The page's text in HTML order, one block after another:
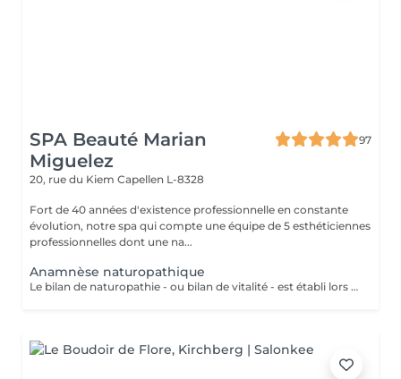
SPA Beauté Marian
Miguelez
97
20, rue du Kiem Capellen L-8328
Fort de 40 années d'existence professionnelle en constante
évolution, notre spa qui compte une équipe de 5 esthéticiennes
professionnelles dont une na...
Anamnèse naturopathique
Le bilan de naturopathie - ou bilan de vitalité - est établi lors de la première rencontre avec Esmeralda, naturopathe diplômée, qui sera en mesure de vous conseiller en: La Bromatologie : rééducation alimentaire Kinésiologie: (exercice physique) être bien dans son corps (diplômée en yoga kundalini et acharya yoga en cours) Psychologie être bien avec soi et les autres (relaxation, gestion du stress..)(redirection vers les praticiens compétents) Hydrologie : utilisation de l'eau froide ou chaude ou en alternance, douche, bain, hamman, sauna, enveloppements(ici à l'institut) Chirologie : les techniques manuelles (massage)(ici à l'institut) La Réflexologie : les techniques reflexes (ciblées sur le pied, oreille, nez et dos (ici, à l'institut) Pneumologie : les techniques respiratoires (inspirées du yoga, pranayama)(ici à l'institut) Phytologie : l'utilisation des plantes (ici à l'institut)